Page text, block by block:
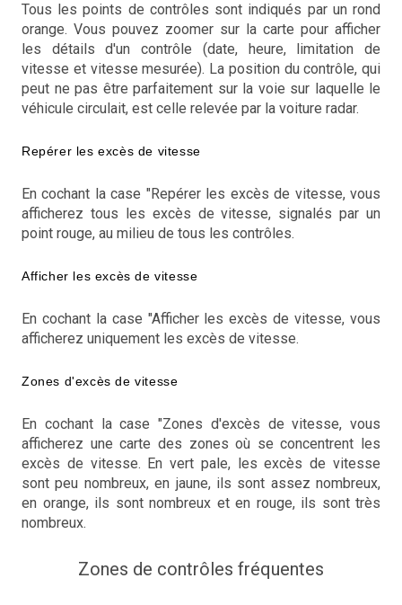
Tous les points de contrôles sont indiqués par un rond
orange. Vous pouvez zoomer sur la carte pour afficher
les détails d'un contrôle (date, heure, limitation de
vitesse et vitesse mesurée). La position du contrôle, qui
peut ne pas être parfaitement sur la voie sur laquelle le
véhicule circulait, est celle relevée par la voiture radar.
Repérer les excès de vitesse
En cochant la case "Repérer les excès de vitesse, vous
afficherez tous les excès de vitesse, signalés par un
point rouge, au milieu de tous les contrôles.
Afficher les excès de vitesse
En cochant la case "Afficher les excès de vitesse, vous
afficherez uniquement les excès de vitesse.
Zones d'excès de vitesse
En cochant la case "Zones d'excès de vitesse, vous
afficherez une carte des zones où se concentrent les
excès de vitesse. En vert pale, les excès de vitesse
sont peu nombreux, en jaune, ils sont assez nombreux,
en orange, ils sont nombreux et en rouge, ils sont très
nombreux.
Zones de contrôles fréquentes